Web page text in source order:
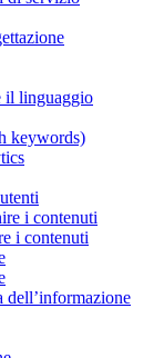
il linguaggio
keywords)
i contenuti
i contenuti
dell’informazione